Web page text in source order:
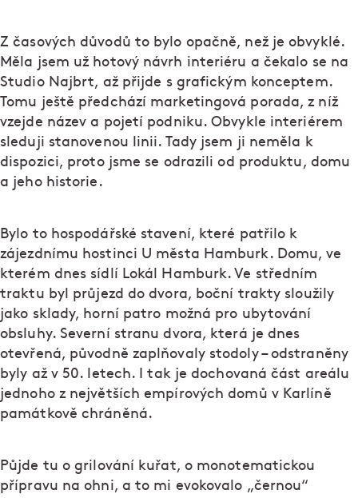
Z časových důvodů to bylo opačně, než je obvyklé.
Měla jsem už hotový návrh interiéru a čekalo se na
Studio Najbrt, až přijde s grafickým konceptem.
Tomu ještě předchází marketingová porada, z níž
vzejde název a pojetí podniku. Obvykle interiérem
sleduji stanovenou linii. Tady jsem ji neměla k
dispozici, proto jsme se odrazili od produktu, domu
a jeho historie.
Bylo to hospodářské stavení, které patřilo k
zájezdnímu hostinci U města Hamburk. Domu, ve
kterém dnes sídlí Lokál Hamburk. Ve středním
traktu byl průjezd do dvora, boční trakty sloužily
jako sklady, horní patro možná pro ubytování
obsluhy. Severní stranu dvora, která je dnes
otevřená, původně zaplňovaly stodoly – odstraněny
byly až v 50. letech. I tak je dochovaná část areálu
jednoho z největších empírových domů v Karlíně
památkově chráněná.
Půjde tu o grilování kuřat, o monotematickou
přípravu na ohni, a to mi evokovalo „černou“